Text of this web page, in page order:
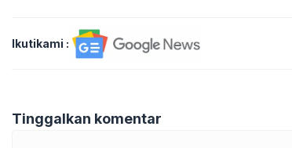
Ikutikami :
Tinggalkan komentar